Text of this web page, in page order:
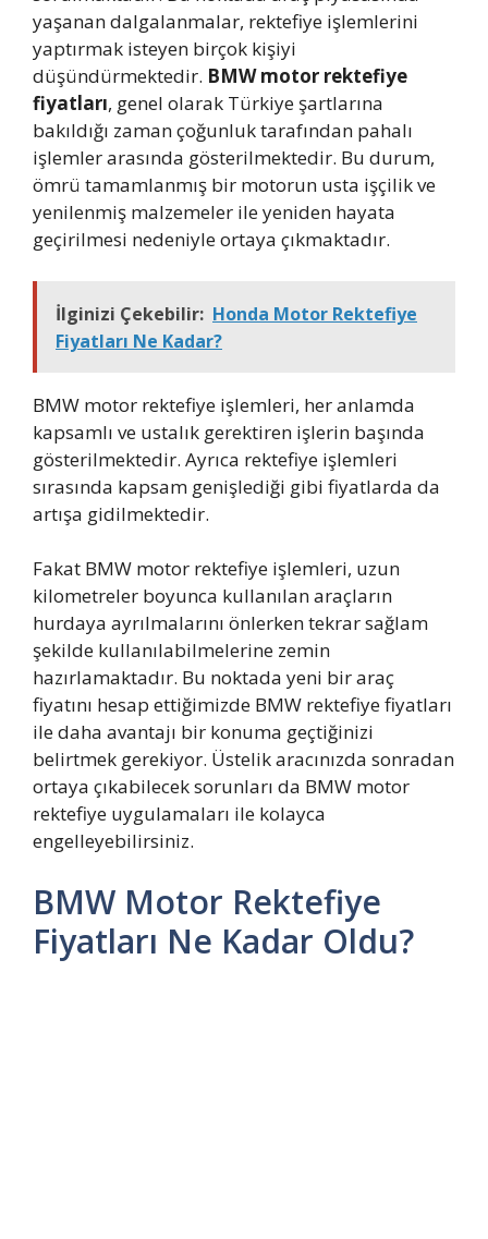
yaşanan dalgalanmalar, rektefiye işlemlerini
yaptırmak isteyen birçok kişiyi
düşündürmektedir. BMW motor rektefiye
fiyatları, genel olarak Türkiye şartlarına
bakıldığı zaman çoğunluk tarafından pahalı
işlemler arasında gösterilmektedir. Bu durum,
ömrü tamamlanmış bir motorun usta işçilik ve
yenilenmiş malzemeler ile yeniden hayata
geçirilmesi nedeniyle ortaya çıkmaktadır.
İlginizi Çekebilir: Honda Motor Rektefiye
Fiyatları Ne Kadar?
BMW motor rektefiye işlemleri, her anlamda
kapsamlı ve ustalık gerektiren işlerin başında
gösterilmektedir. Ayrıca rektefiye işlemleri
sırasında kapsam genişlediği gibi fiyatlarda da
artışa gidilmektedir.
Fakat BMW motor rektefiye işlemleri, uzun
kilometreler boyunca kullanılan araçların
hurdaya ayrılmalarını önlerken tekrar sağlam
şekilde kullanılabilmelerine zemin
hazırlamaktadır. Bu noktada yeni bir araç
fiyatını hesap ettiğimizde BMW rektefiye fiyatları
ile daha avantajı bir konuma geçtiğinizi
belirtmek gerekiyor. Üstelik aracınızda sonradan
ortaya çıkabilecek sorunları da BMW motor
rektefiye uygulamaları ile kolayca
engelleyebilirsiniz.
BMW Motor Rektefiye
Fiyatları Ne Kadar Oldu?